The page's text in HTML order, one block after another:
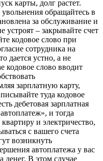
карты, долг растет.
обращайтесь в
за обслуживание и
устроят – закрывайте счет
кодовое слово при
сотрудника на
дается устно, а не
кодовое слово вводит
зарплатную карту,
туда кодовое
дебетовая зарплатная
и тогда
и электричество,
с вашего счета
возникнуть
автоплатежа у вас
денег. В этом случае